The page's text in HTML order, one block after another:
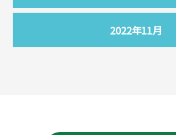
2022年11月